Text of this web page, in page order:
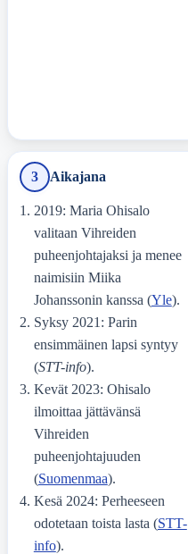
3 Aikajana
2019: Maria Ohisalo
valitaan Vihreiden
puheenjohtajaksi ja menee
naimisiin Miika
Johanssonin kanssa (Yle).
Syksy 2021: Parin
ensimmäinen lapsi syntyy
(STT-info).
Kevät 2023: Ohisalo
ilmoittaa jättävänsä
Vihreiden
puheenjohtajuuden
(Suomenmaa).
Kesä 2024: Perheeseen
odotetaan toista lasta (STT-
info).